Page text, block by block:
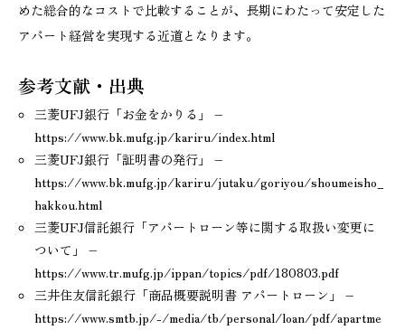
めた総合的なコストで比較することが、長期にわたって安定した
アパート経営を実現する近道となります。
参考文献・出典
三菱UFJ銀行「お金をかりる」 –
https://www.bk.mufg.jp/kariru/index.html
三菱UFJ銀行「証明書の発行」 –
https://www.bk.mufg.jp/kariru/jutaku/goriyou/shoumeisho_
hakkou.html
三菱UFJ信託銀行「アパートローン等に関する取扱い変更に
ついて」 –
https://www.tr.mufg.jp/ippan/topics/pdf/180803.pdf
三井住友信託銀行「商品概要説明書 アパートローン」 –
https://www.smtb.jp/-/media/tb/personal/loan/pdf/apartme